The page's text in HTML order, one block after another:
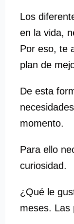
Los
en la vida,
Por eso, te
plan de
De esta
momento.
Para ello
curiosidad.
¿Qué le
meses. Las